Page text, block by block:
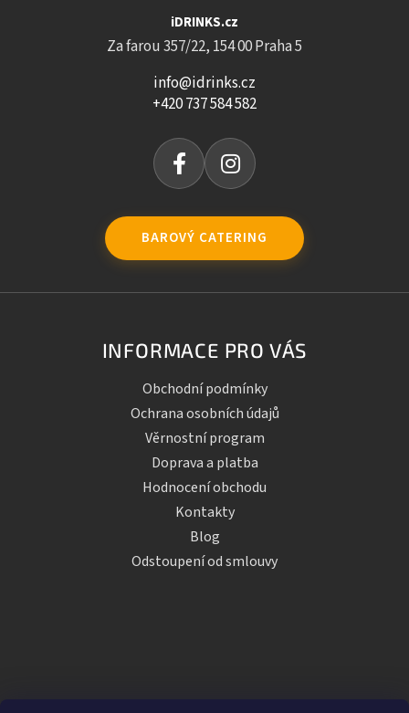
iDRINKS.cz
Za farou 357/22, 154 00 Praha 5
info@idrinks.cz
+420 737 584 582
BAROVÝ CATERING
INFORMACE PRO VÁS
Obchodní podmínky
Ochrana osobních údajů
Věrnostní program
Doprava a platba
Hodnocení obchodu
Kontakty
Blog
Odstoupení od smlouvy